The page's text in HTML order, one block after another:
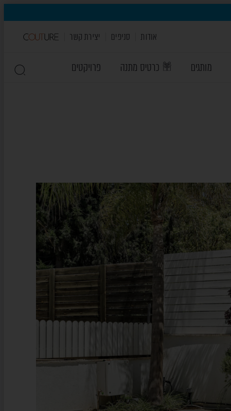
אודות סניפים יצירת קשר
מותגים כרטיס מתנה פרויקטים